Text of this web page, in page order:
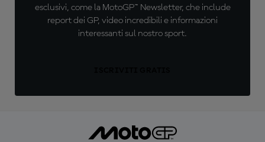
esclusivi, come la MotoGP™ Newsletter, che include
report dei GP, video incredibili e informazioni
interessanti sul nostro sport.